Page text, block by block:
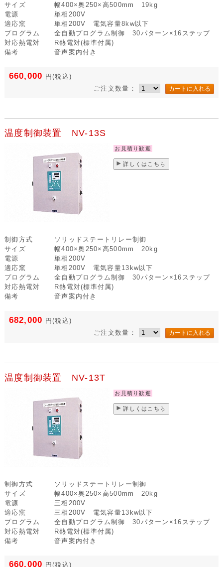
サイズ
幅400×奥250×高500mm 19kg
電源
単相200V
適応窯
単相200V 電気容量8kw以下
プログラム
全自動プログラム制御 30パターン×16ステップ
対応熱電対
R熱電対(標準付属)
備考
音声案内付き
660,000 円(税込)
ご注文数量：
温度制御装置 NV-13S
お見積り歓迎
詳しくはこちら
制御方式
ソリッドステートリレー制御
サイズ
幅400×奥250×高500mm 20kg
電源
単相200V
適応窯
単相200V 電気容量13kw以下
プログラム
全自動プログラム制御 30パターン×16ステップ
対応熱電対
R熱電対(標準付属)
備考
音声案内付き
682,000 円(税込)
ご注文数量：
温度制御装置 NV-13T
お見積り歓迎
詳しくはこちら
制御方式
ソリッドステートリレー制御
サイズ
幅400×奥250×高500mm 20kg
電源
三相200V
適応窯
三相200V 電気容量13kw以下
プログラム
全自動プログラム制御 30パターン×16ステップ
対応熱電対
R熱電対(標準付属)
備考
音声案内付き
660,000 円(税込)